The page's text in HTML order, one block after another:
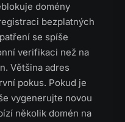
domény
bezplatných
se spíše
verifikaci než na
Většina adres
pokus. Pokud je
vygenerujte novou
několik domén na